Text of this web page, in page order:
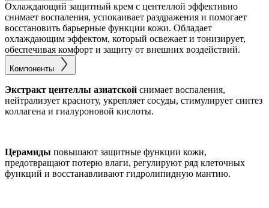
Охлаждающий защитный крем с центеллой эффективно
снимает воспаления, успокаивает раздражения и помогает
восстановить барьерные функции кожи. Обладает
охлаждающим эффектом, который освежает и тонизирует,
обеспечивая комфорт и защиту от внешних воздействий.
Компоненты
Экстракт центеллы азиатской снимает воспаления,
нейтрализует красноту, укрепляет сосуды, стимулирует синтез
коллагена и гиалуроновой кислоты.
Церамиды повышают защитные функции кожи,
предотвращают потерю влаги, регулируют ряд клеточных
функций и восстанавливают гидролипидную мантию.